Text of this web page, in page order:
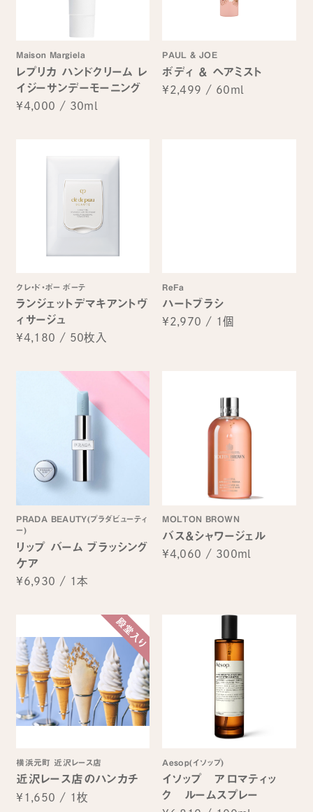
Maison Margiela
レプリカ ハンドクリーム レ
イジーサンデーモーニング
¥4,000 / 30ml
PAUL & JOE
ボディ ＆ ヘアミスト
¥2,499 / 60ml
クレ・ド・ポー ボーテ
ランジェットデマキアントヴ
ィサージュ
¥4,180 / 50枚入
ReFa
ハートブラシ
¥2,970 / 1個
PRADA BEAUTY(プラダビューティ
ー)
リップ バーム ブラッシング
ケア
¥6,930 / 1本
MOLTON BROWN
バス＆シャワージェル
¥4,060 / 300ml
横浜元町 近沢レース店
近沢レース店のハンカチ
¥1,650 / 1枚
Aesop(イソップ)
イソップ アロマティッ
ク ルームスプレー